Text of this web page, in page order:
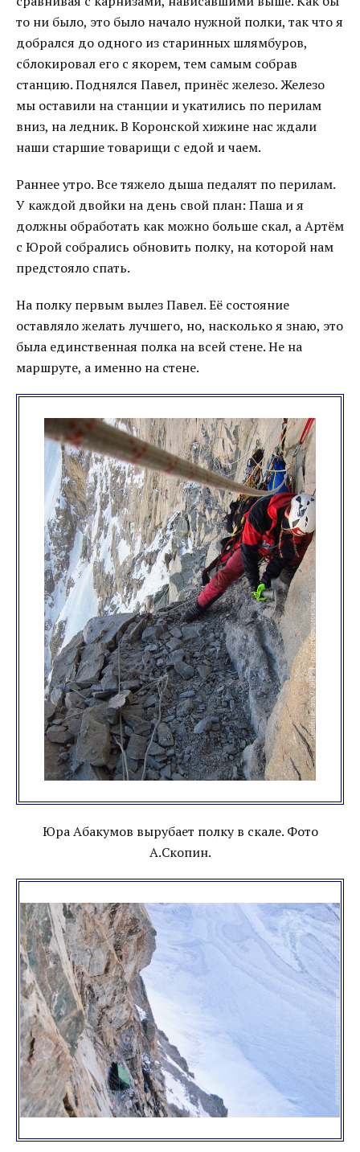
то ни было, это было начало нужной полки, так что я
добрался до одного из старинных шлямбуров,
сблокировал его с якорем, тем самым собрав
станцию. Поднялся Павел, принёс железо. Железо
мы оставили на станции и укатились по перилам
вниз, на ледник. В Коронской хижине нас ждали
наши старшие товарищи с едой и чаем.
Раннее утро. Все тяжело дыша педалят по перилам.
У каждой двойки на день свой план: Паша и я
должны обработать как можно больше скал, а Артём
с Юрой собрались обновить полку, на которой нам
предстояло спать.
На полку первым вылез Павел. Её состояние
оставляло желать лучшего, но, насколько я знаю, это
была единственная полка на всей стене. Не на
маршруте, а именно на стене.
Юра Абакумов вырубает полку в скале. Фото
А.Скопин.